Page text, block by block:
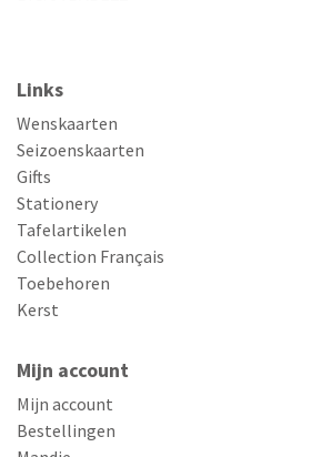
Links
Wenskaarten
Seizoenskaarten
Gifts
Stationery
Tafelartikelen
Collection Français
Toebehoren
Kerst
Mijn account
Mijn account
Bestellingen